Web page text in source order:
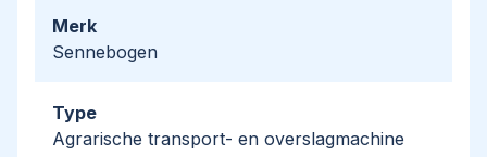
Merk
Sennebogen
Type
Agrarische transport- en overslagmachine